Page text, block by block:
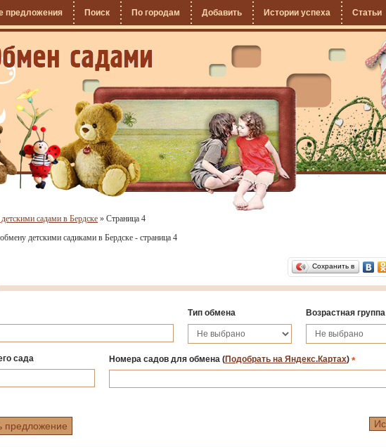
предложения Поиск По городам Добавить Истории успеха Статьи
садами в Бердске » Страница 4
детскими садиками в Бердске - страница 4
Сохранить в
Тип обмена Возрастная группа
сада Номера садов для обмена(Подобрать на Яндекс.Картах)*
предложение